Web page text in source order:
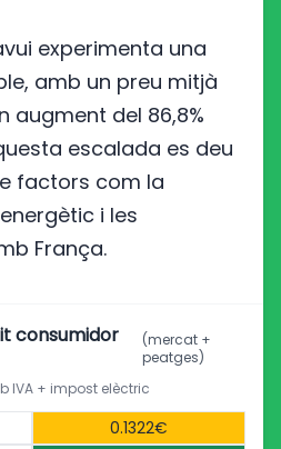
experimenta una
amb un preu mitjà
augment del 86,8%
escalada es deu
factors com la
i les
França.
consumidor
(mercat +
peatges)
IVA + impost elèctric
0.1322€